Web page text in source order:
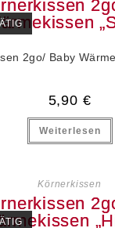
2go/ Baby
5,90 €
Weiterlesen
Körnerkissen